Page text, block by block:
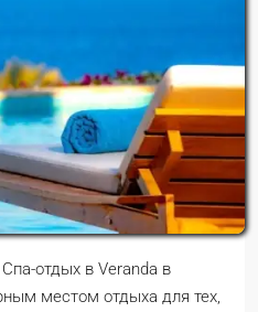
отдых в Veranda в
местом отдыха для тех,